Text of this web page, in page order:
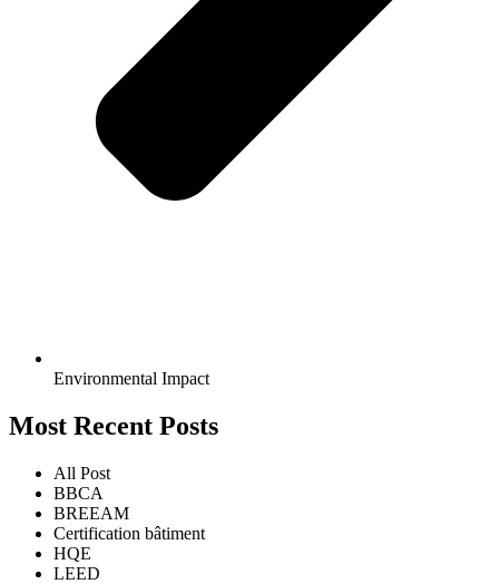
Environmental Impact
Most Recent Posts
All Post
BBCA
BREEAM
Certification bâtiment
HQE
LEED